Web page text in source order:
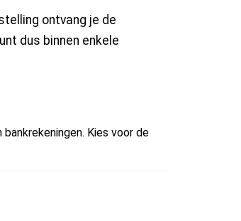
ontvang je de
dus binnen enkele
Kies voor de